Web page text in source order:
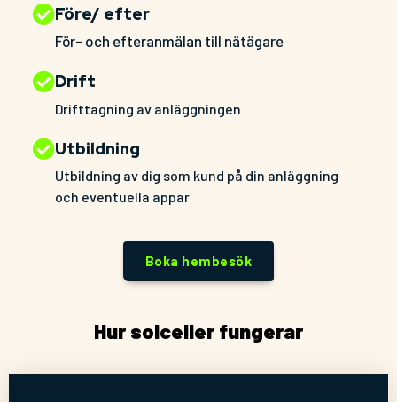
Före/ efter
För- och efteranmälan till nätägare
Drift
Drifttagning av anläggningen
Utbildning
Utbildning av dig som kund på din anläggning
och eventuella appar
Boka hembesök
Hur solceller fungerar